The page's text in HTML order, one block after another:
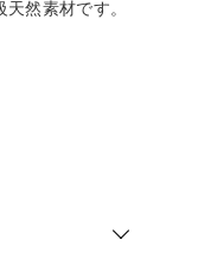
然素材です。